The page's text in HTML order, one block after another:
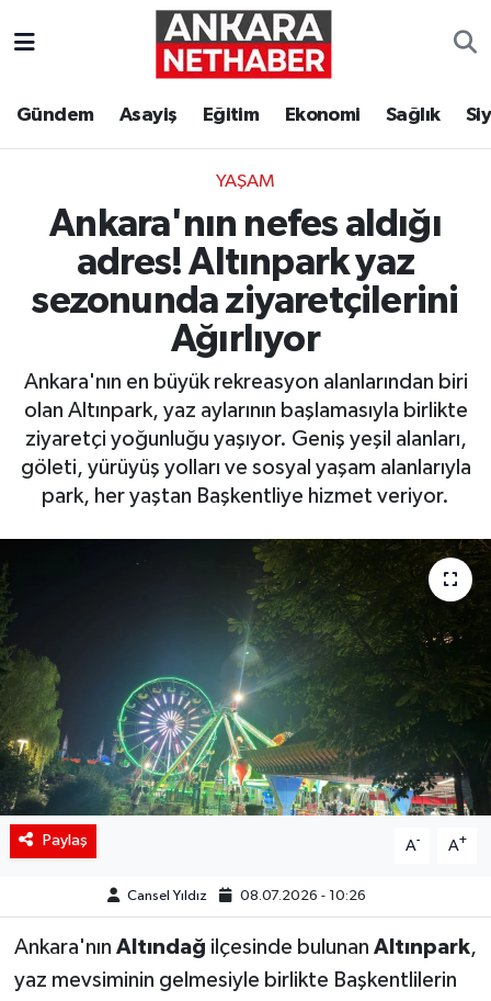
Gündem Asayiş Eğitim Ekonomi Sağlık
YAŞAM
Ankara'nın nefes aldığı
adres! Altınpark yaz
sezonunda ziyaretçilerini
Ağırlıyor
Ankara'nın en büyük rekreasyon alanlarından biri
olan Altınpark, yaz aylarının başlamasıyla birlikte
ziyaretçi yoğunluğu yaşıyor. Geniş yeşil alanları,
göleti, yürüyüş yolları ve sosyal yaşam alanlarıyla
park, her yaştan Başkentliye hizmet veriyor.
Paylaş A- A+
Cansel Yıldız 08.07.2026 - 10:26
Ankara'nın Altındağ ilçesinde bulunan Altınpark,
yaz mevsiminin gelmesiyle birlikte Başkentlilerin
Ekonomi
Gündem
Kim Kimdir Nereli
Resmi İlanlar
Sağlık
Yaşam
Ankara Hava Durumu
Süper Lig Puan Durumu ve Fikstür
Tüm Manşetler
Son Dakika Haberleri